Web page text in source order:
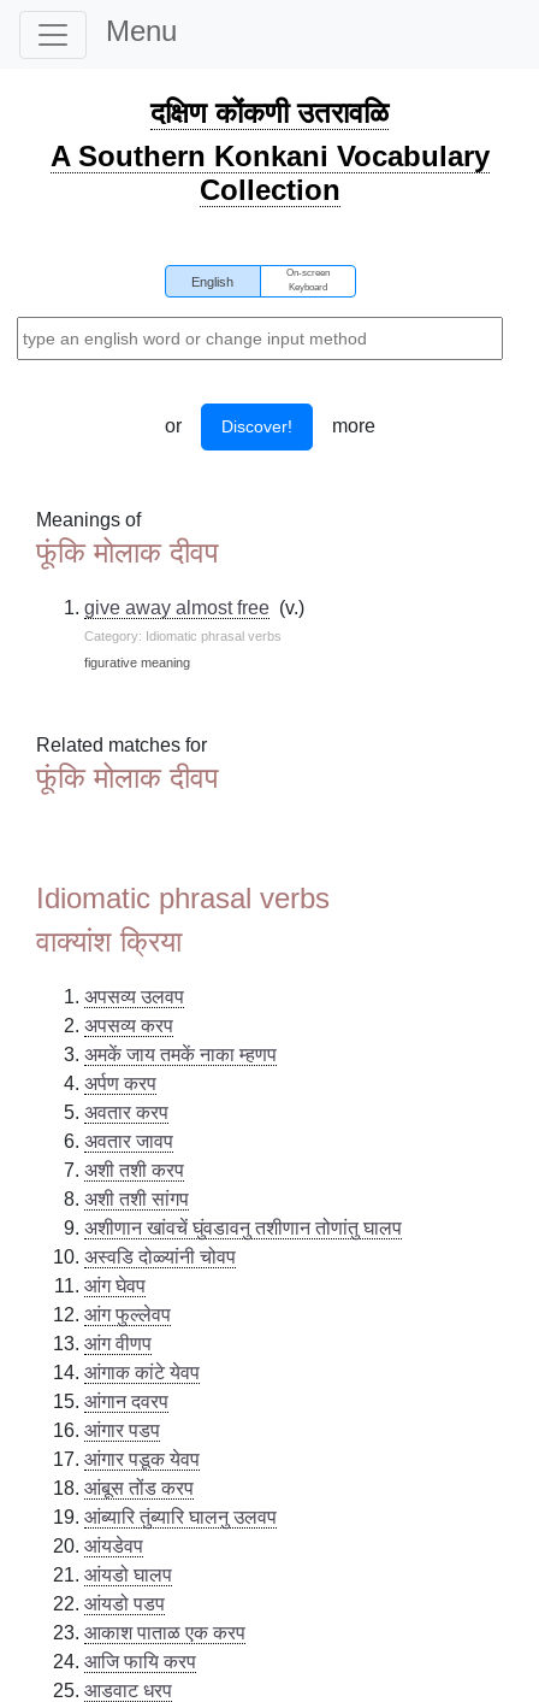
Menu
दक्षिण कोंकणी उतरावळि
A Southern Konkani Vocabulary
Collection
English
On-screen
Keyboard
or Discover! more
Meanings of
फूंकि मोलाक दीवप
give away almost free (v.)
Category: Idiomatic phrasal verbs
figurative meaning
Related matches for
फूंकि मोलाक दीवप
Idiomatic phrasal verbs
वाक्यांश क्रिया
अपसव्य उलवप
अपसव्य करप
अमकें जाय तमकें नाका म्हणप
अर्पण करप
अवतार करप
अवतार जावप
अशी तशी करप
अशी तशी सांगप
अशीणान खांवचें घुंवडावनु तशीणान तोणांतु घालप
अस्वडि दोळ्यांनी चोवप
आंग घेवप
आंग फुल्लेवप
आंग वीणप
आंगाक कांटे येवप
आंगान दवरप
आंगार पडप
आंगार पडूक येवप
आंबूस तोंड करप
आंब्यारि तुंब्यारि घालनु उलवप
आंयडेवप
आंयडो घालप
आंयडो पडप
आकाश पाताळ एक करप
आजि फायि करप
आडवाट धरप